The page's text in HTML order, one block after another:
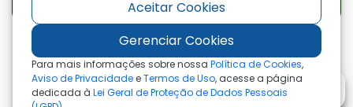
Acessar
a
Rede
Social
Acessar
a
Rede
Social
Acessar
a
Rede
Social
©2026 - Prefeitura Municipal de Paranatinga - MT
- Todos os direitos reservados
Aceitar Cookies
Gerenciar Cookies
Para mais informações sobre nossa Política de Cookies,
Aviso de PrivacidadeeTermos de Uso, acesse a página
dedicada à Lei Geral de Proteção de Dados Pessoais